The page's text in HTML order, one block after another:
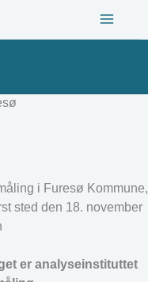
i Furesø Kommune,
sted den 18. november
er analyseinstituttet